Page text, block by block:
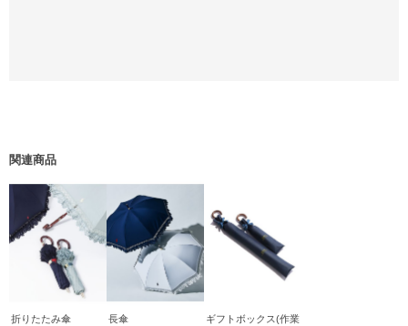
関連商品
折りたたみ傘
長傘
ギフトボックス(作業